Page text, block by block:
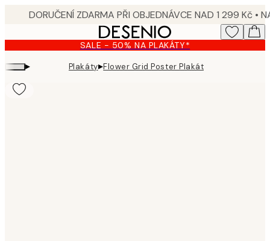
content.
SALE - 50% NA PLAKÁTY*
▸ Plakáty▸Flower Grid Poster Plakát